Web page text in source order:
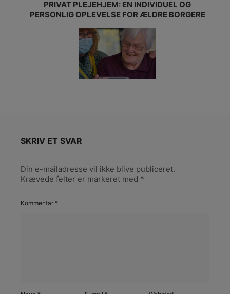
PRIVAT PLEJEHJEM: EN INDIVIDUEL OG
PERSONLIG OPLEVELSE FOR ÆLDRE BORGERE
SKRIV ET SVAR
Din e-mailadresse vil ikke blive publiceret.
Krævede felter er markeret med *
Kommentar *